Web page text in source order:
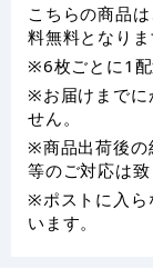
こちらの商品
料無料となりま
※6枚ごとに1配
※お届けまでに
せん。
※商品出荷後の
等のご対応は
※ポストに入ら
います。